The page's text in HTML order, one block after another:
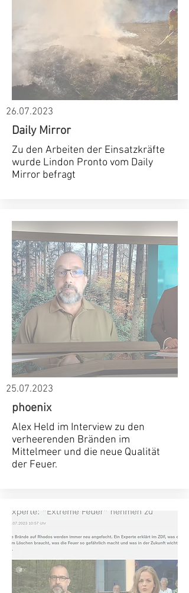
26.07.2023
Daily Mirror
Zu den Arbeiten der Einsatzkräfte
wurde Lindon Pronto vom Daily
Mirror befragt
25.07.2023
phoenix
Alex Held im Interview zu den
verheerenden Bränden im
Mittelmeer und die neue Qualität
der Feuer.